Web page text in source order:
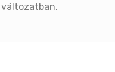
változatban.